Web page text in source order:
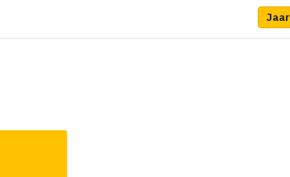
1
Jaar